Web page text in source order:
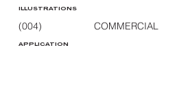
ILLUSTRATIONS
(004) COMMERCIAL
APPLICATION